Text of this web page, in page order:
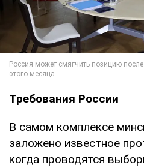
Требования России
В самом комплексе
заложено известное
когда проводятся